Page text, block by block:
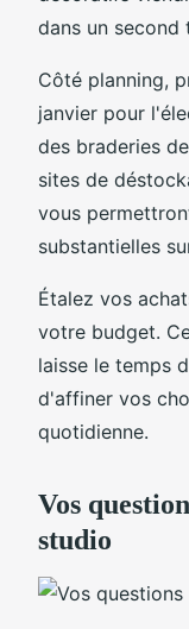
dans un second
Côté planning,
janvier pour
des braderies
sites de
vous
substantielles
Étalez vos
votre budget.
laisse le temps
d'affiner vos
quotidienne.
Vos
studio